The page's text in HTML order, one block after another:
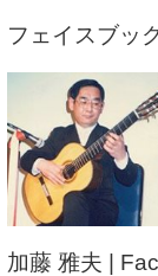
フェイスブッ
加藤 雅夫 |